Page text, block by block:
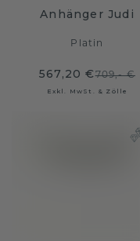
Anhänger Judi
Platin
567,20 €709,- €
Exkl. MwSt. & Zölle